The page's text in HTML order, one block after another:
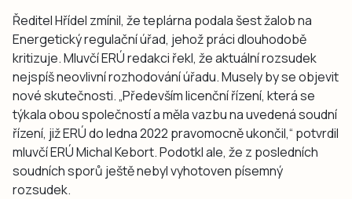
Ředitel Hřídel zmínil, že teplárna podala šest žalob na
Energetický regulační úřad, jehož práci dlouhodobě
kritizuje. Mluvčí ERÚ redakci řekl, že aktuální rozsudek
nejspíš neovlivní rozhodování úřadu. Musely by se objevit
nové skutečnosti. „Především licenční řízení, která se
týkala obou společností a měla vazbu na uvedená soudní
řízení, již ERÚ do ledna 2022 pravomocně ukončil,“ potvrdil
mluvčí ERÚ Michal Kebort. Podotkl ale, že z posledních
soudních sporů ještě nebyl vyhotoven písemný
rozsudek.